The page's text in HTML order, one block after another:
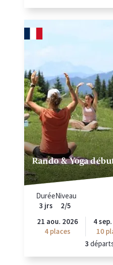
Rando & Yoga
Durée
3 jrs
Niveau
2/5
21 aou. 2026
4places
4
10
3